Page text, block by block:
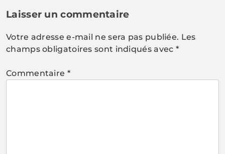
Laisser un commentaire
Votre adresse e-mail ne sera pas publiée. Les
champs obligatoires sont indiqués avec *
Commentaire *